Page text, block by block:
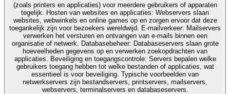
(zoals printers en applicaties) voor meerdere gebruikers of apparaten
tegelijk. Hosten van websites en applicaties: Webservers slaan
websites, webwinkels en online games op en zorgen ervoor dat deze
toegankelijk zijn voor bezoekers wereldwijd. E-mailverkeer: Mailservers
verwerken het versturen en ontvangen van e-mails binnen een
organisatie of netwerk. Databasebeheer: Databaseservers slaan grote
hoeveelheden gegevens op en verwerken zoekopdrachten van
applicaties. Beveiliging en toegangscontrole: Servers bepalen welke
gebruikers toegang hebben tot welke bestanden of applicaties, wat
essentieel is voor beveiliging. Typische voorbeelden van
netwerkservers zijn bestandservers, printservers, mailservers,
webservers, terminalservers en databaseservers.